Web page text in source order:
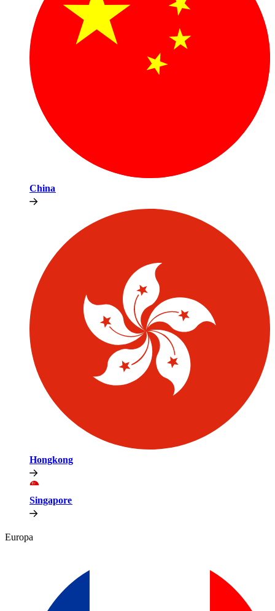
China​​
Hongkong​​
Singapore​​
Europa​​